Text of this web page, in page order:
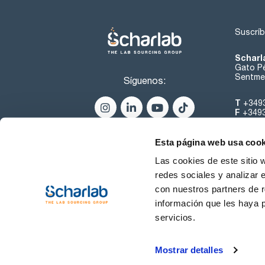
Esta página web usa
Las cookies de este sitio
redes sociales y analizar
con nuestros partners de
información que les haya
servicios.
Mostrar detalles
talio (Tl) : max. 0,02 ppm
estaño (Sn): max. 0,05 ppm
titanio (Ti): max. 0,02 ppm
vanadio (V): max 0,01 ppm
zirconio (Zr): max. 0,02 ppm
sustancias reductoras KMnO4 : pasa test
Síguenos:
Gato
T
F
Condiciones de Uso